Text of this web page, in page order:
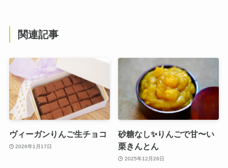
関連記事
ヴィーガンりんご生チョコ
2026年1月17日
砂糖なし✨りんごで甘〜い
栗きんとん
2025年12月26日